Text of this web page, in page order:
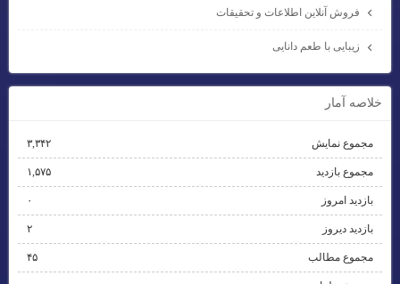
فروش آنلاین اطلاعات و تحقیقات
زیبایی با طعم دانایی
خلاصه آمار
مجموع نمایش‌ ۳,۳۴۲
مجموع بازدید ۱,۵۷۵
بازدید امروز ۰
بازدید دیروز ۲
مجموع مطالب ۴۵